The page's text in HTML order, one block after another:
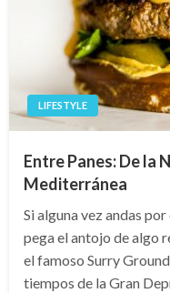
LIFESTYLE
Entre Panes: De la
Mediterránea
Si alguna vez andas
pega el antojo de algo
el famoso Surry
tiempos de la Gran